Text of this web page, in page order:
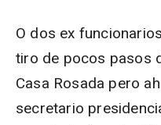
O dos ex
tiro de pocos pasos
Casa Rosada pero
secretario